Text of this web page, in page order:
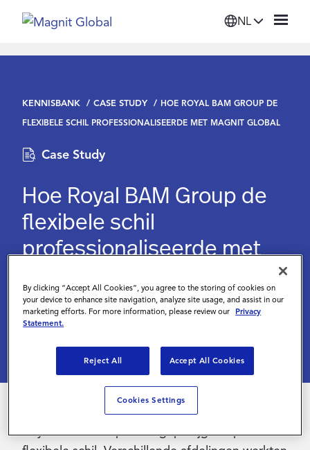
NL
Oplossingen
Diensten
Bronnen
Organisatie
Inloggen
Contact
KENNISBANK CASE STUDY
HOE ROYAL BAM GROUP DE
FLEXIBELE SCHIL PROFESSIONALISEERDE MET MAGNIT GLOBAL
Case Study
Hoe Royal BAM Group de
flexibele schil
professionaliseerde met
Magnit|October 31 2025
Royal BAM Group wilde grip krijgen op hun
By clicking “Accept All Cookies”, you agree to the storing of cookies on
your device to enhance site navigation, analyze site usage, and assist in our
marketing efforts. For more information, please review our Privacy
Statement.
Reject All Accept All Cookies
Cookies Settings